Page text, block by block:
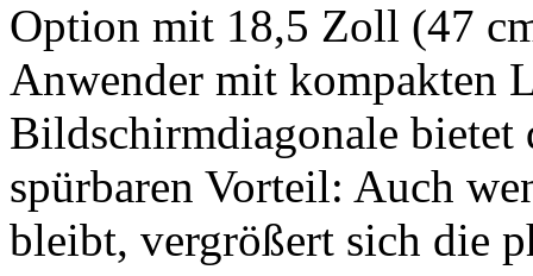
Option mit 18,5 Zoll (47
Anwender mit kompakten
Bildschirmdiagonale bietet
spürbaren Vorteil: Auch
bleibt, vergrößert sich die